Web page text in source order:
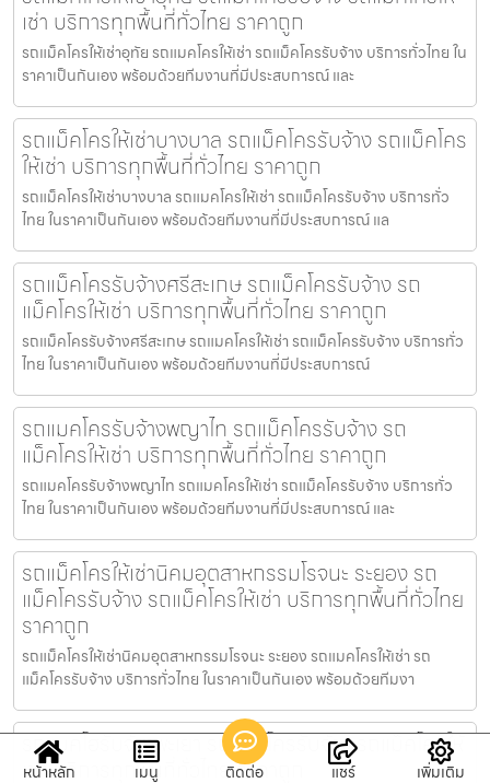
เช่า บริการทุกพื้นที่ทั่วไทย ราคาถูก
รถแม็คโครให้เช่าอุทัย รถแมคโครให้เช่า รถแม็คโครรับจ้าง บริการทั่วไทย ใน
ราคาเป็นกันเอง พร้อมด้วยทีมงานที่มีประสบการณ์ และ
รถแม็คโครให้เช่าบางบาล รถแม็คโครรับจ้าง รถแม็คโคร
ให้เช่า บริการทุกพื้นที่ทั่วไทย ราคาถูก
รถแม็คโครให้เช่าบางบาล รถแมคโครให้เช่า รถแม็คโครรับจ้าง บริการทั่ว
ไทย ในราคาเป็นกันเอง พร้อมด้วยทีมงานที่มีประสบการณ์ แล
รถแม็คโครรับจ้างศรีสะเกษ รถแม็คโครรับจ้าง รถ
แม็คโครให้เช่า บริการทุกพื้นที่ทั่วไทย ราคาถูก
รถแม็คโครรับจ้างศรีสะเกษ รถแมคโครให้เช่า รถแม็คโครรับจ้าง บริการทั่ว
ไทย ในราคาเป็นกันเอง พร้อมด้วยทีมงานที่มีประสบการณ์
รถแมคโครรับจ้างพญาไท รถแม็คโครรับจ้าง รถ
แม็คโครให้เช่า บริการทุกพื้นที่ทั่วไทย ราคาถูก
รถแมคโครรับจ้างพญาไท รถแมคโครให้เช่า รถแม็คโครรับจ้าง บริการทั่ว
ไทย ในราคาเป็นกันเอง พร้อมด้วยทีมงานที่มีประสบการณ์ และ
รถแม็คโครให้เช่านิคมอุตสาหกรรมโรจนะ ระยอง รถ
แม็คโครรับจ้าง รถแม็คโครให้เช่า บริการทุกพื้นที่ทั่วไทย
ราคาถูก
รถแม็คโครให้เช่านิคมอุตสาหกรรมโรจนะ ระยอง รถแมคโครให้เช่า รถ
แม็คโครรับจ้าง บริการทั่วไทย ในราคาเป็นกันเอง พร้อมด้วยทีมงา
รถแบคโฮรับจ้างพะเยา รถแม็คโครรับจ้าง รถแม็คโครให้
เช่า บริการทุกพื้นที่ทั่วไทย ราคาถูก
หน้าหลัก เมนู ติดต่อ แชร์ เพิ่มเติม